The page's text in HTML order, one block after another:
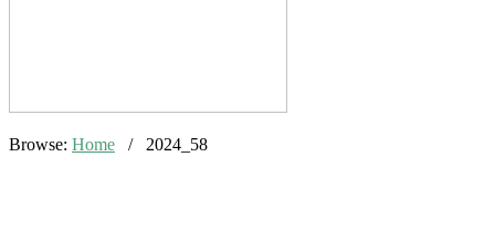
Browse: Home / 2024_58